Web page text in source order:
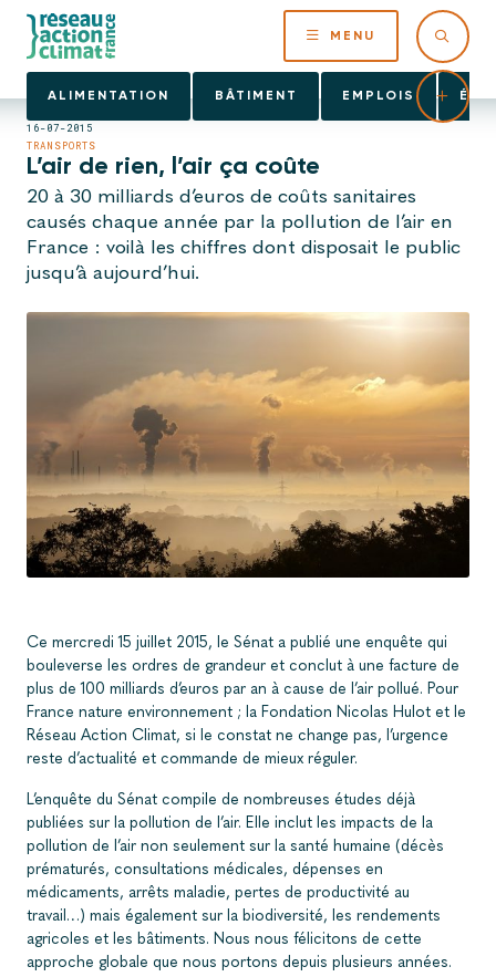
MENU
ALIMENTATION BÂTIMENT EMPLOIS
16-07-2015
TRANSPORTS
L’air de rien, l’air ça coûte
20 à 30 milliards d’euros de coûts sanitaires
causés chaque année par la pollution de l’air en
France : voilà les chiffres dont disposait le public
jusqu’à aujourd’hui.
Ce mercredi 15 juillet 2015, le Sénat a publié une enquête qui
bouleverse les ordres de grandeur et conclut à une facture de
plus de 100 milliards d’euros par an à cause de l’air pollué. Pour
France nature environnement ; la Fondation Nicolas Hulot et le
Réseau Action Climat, si le constat ne change pas, l’urgence
reste d’actualité et commande de mieux réguler.
L’enquête du Sénat compile de nombreuses études déjà
publiées sur la pollution de l’air. Elle inclut les impacts de la
pollution de l’air non seulement sur la santé humaine (décès
prématurés, consultations médicales, dépenses en
médicaments, arrêts maladie, pertes de productivité au
travail…) mais également sur la biodiversité, les rendements
agricoles et les bâtiments. Nous nous félicitons de cette
approche globale que nous portons depuis plusieurs années.